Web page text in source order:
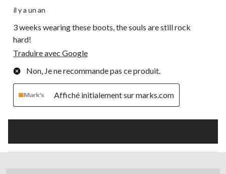
il y a un an
3 weeks wearing these boots, the souls are still rock
hard!
Traduire avec Google
Non, Je ne recommande pas ce produit.
Affiché initialement sur marks.com